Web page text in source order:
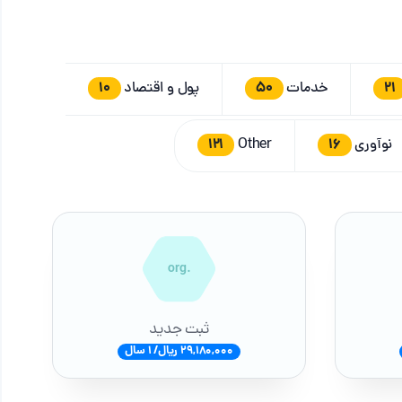
21 خدمات 50 پول و اقتصاد 10
نوآوری 16
Other
121
.org
ثبت جدید
29,180,000 ریال/ 1 سال